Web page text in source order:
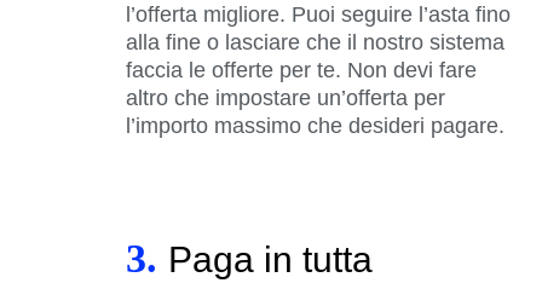
l’offerta migliore. Puoi seguire l’asta fino
alla fine o lasciare che il nostro sistema
faccia le offerte per te. Non devi fare
altro che impostare un’offerta per
l’importo massimo che desideri pagare.
3. Paga in tutta